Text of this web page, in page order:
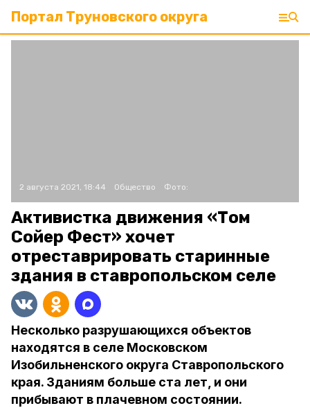
Портал Труновского округа
2 августа 2021, 18:44 Общество Фото:
Активистка движения «Том
Сойер Фест» хочет
отреставрировать старинные
здания в ставропольском селе
Несколько разрушающихся объектов
находятся в селе Московском
Изобильненского округа Ставропольского
края. Зданиям больше ста лет, и они
прибывают в плачевном состоянии.